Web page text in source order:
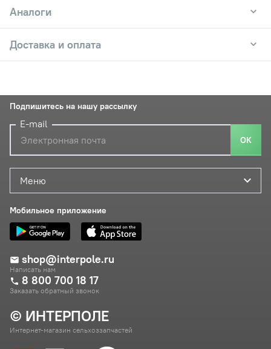
Аналоги
Доставка и оплата
© ИНТЕРПОЛЕ
Интернет-магазин сельхоззапчастей
Меню
Мобильное приложение
shop@interpole.ru
Написать нам
8 800 700 18 17
Заказать обратный звонок
Подпишитесь на нашу рассылку
E-mail
ОК